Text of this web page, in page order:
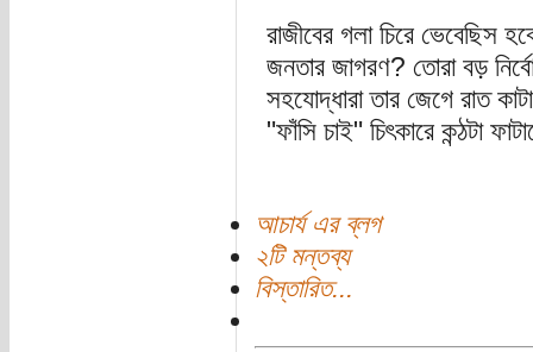
রাজীবের গলা চিরে ভেবেছিস
জনতার জাগরণ? তোরা বড়
সহযোদ্ধারা তার জেগে রাত
"ফাঁসি চাই" চিৎকারে কন্ঠটা
আচার্য এর ব্লগ
২টি মন্তব্য
বিস্তারিত...